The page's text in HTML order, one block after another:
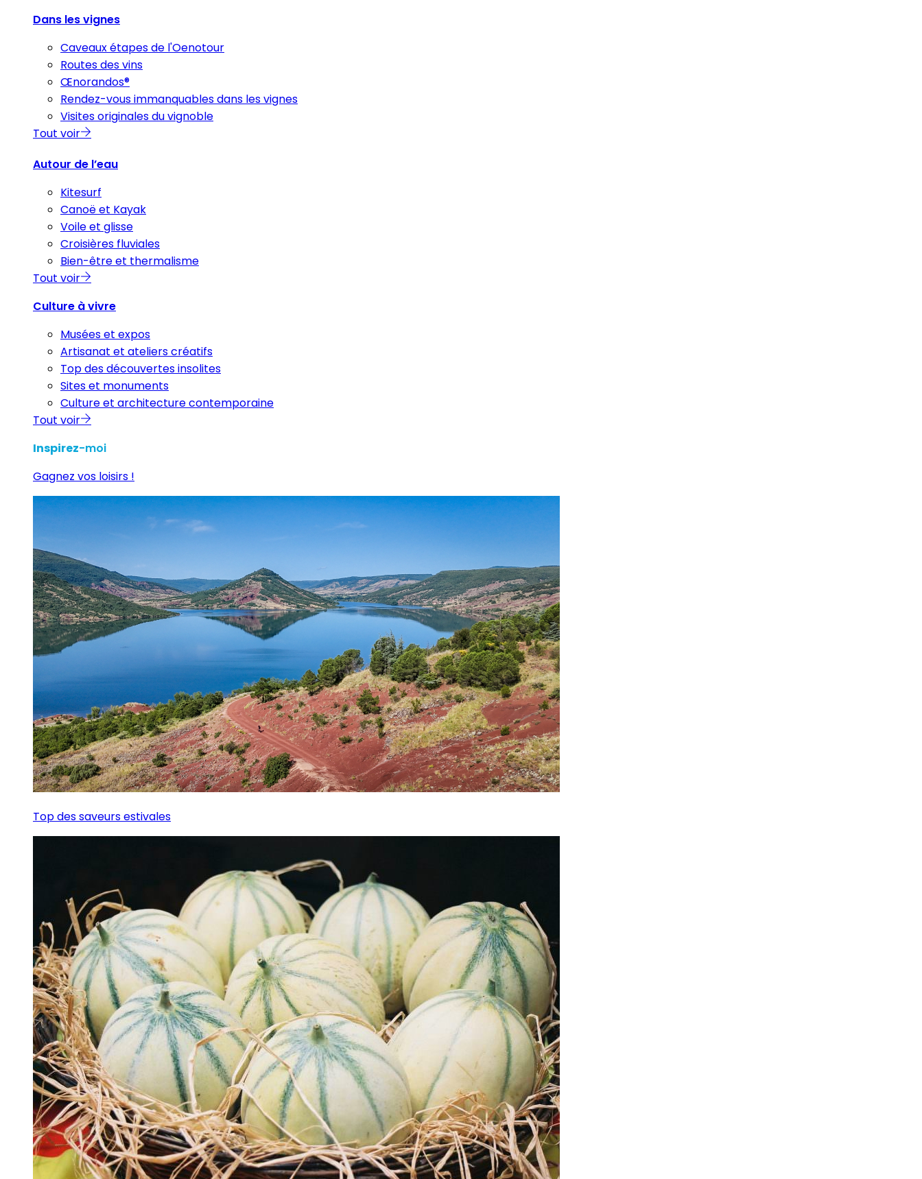
Dans les vignes
Caveaux étapes de l'Oenotour
Routes des vins
Œnorandos®
Rendez-vous immanquables dans les vignes
Visites originales du vignoble
Tout voir
Autour de l’eau
Kitesurf
Canoë et Kayak
Voile et glisse
Croisières fluviales
Bien-être et thermalisme
Tout voir
Culture à vivre
Musées et expos
Artisanat et ateliers créatifs
Top des découvertes insolites
Sites et monuments
Culture et architecture contemporaine
Tout voir
Inspirez-moi
Gagnez vos loisirs !
Top des saveurs estivales